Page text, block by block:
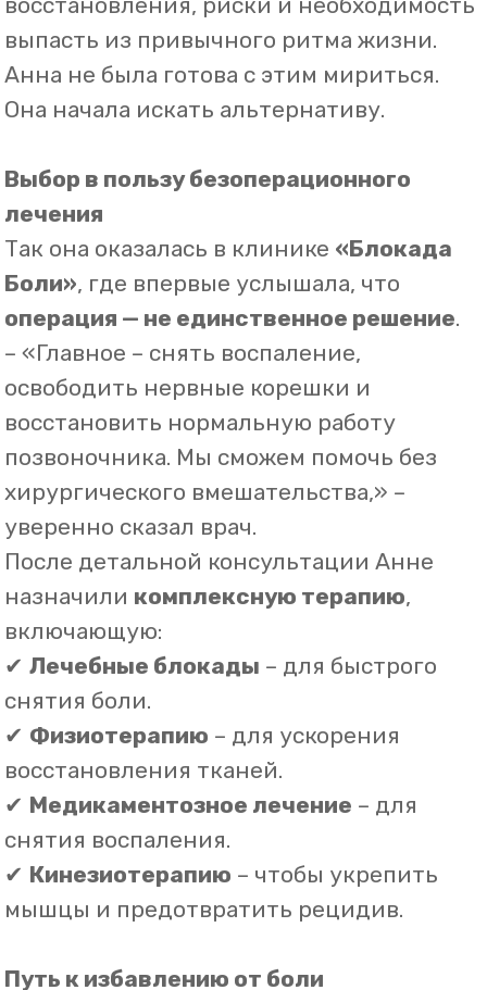
Медикаментозное лечение
снятия воспаления.
✔ Кинезиотерапию– чтобы укрепить
мышцы и предотвратить рецидив.
Первые дни были непростыми.Боли
становились слабее, но не уходили
сразу. Анна терпеливо выполняла все
рекомендации врача. Через две недели
ей стало легче: боль не мешала работать,
исчезло ощущение тяжести в ногах.
Черезмесяцона вдруг поняла, что день
прошёлбез боли
– впервые за долгое
А черезтри месяцаАнна смогла
полноценно двигаться, заниматься
привычными делами, не задумываясь о
спине.
Вывод: не бойтесь искать
альтернативу
Операция – не всегда единственное
решение. Иногдаправильно
подход могут дать не менее
эффективный результат.
💬 «Мне предлагали операцию, но я
месяц боли почти не было! Главное —
довериться профессионалам и следовать
плану лечения».
Она не просто избежала операции – она
вернула себе жизнь без боли